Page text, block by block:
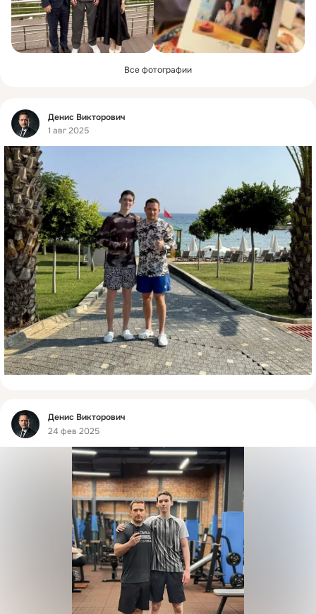
Все фотографии
Фид
Денис Викторович
1 авг 2025
Фид
Денис Викторович
24 фев 2025